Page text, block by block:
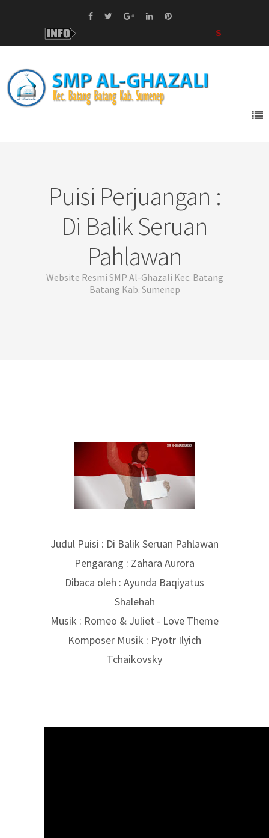
Selamat
Puisi Perjuangan :
Di Balik Seruan
Pahlawan
Website Resmi SMP Al-Ghazali Kec. Batang
Batang Kab. Sumenep
Judul Puisi : Di Balik Seruan Pahlawan
Pengarang : Zahara Aurora
Dibaca oleh : Ayunda Baqiyatus
Shalehah
Musik : Romeo & Juliet - Love Theme
Komposer Musik : Pyotr Ilyich
Tchaikovsky